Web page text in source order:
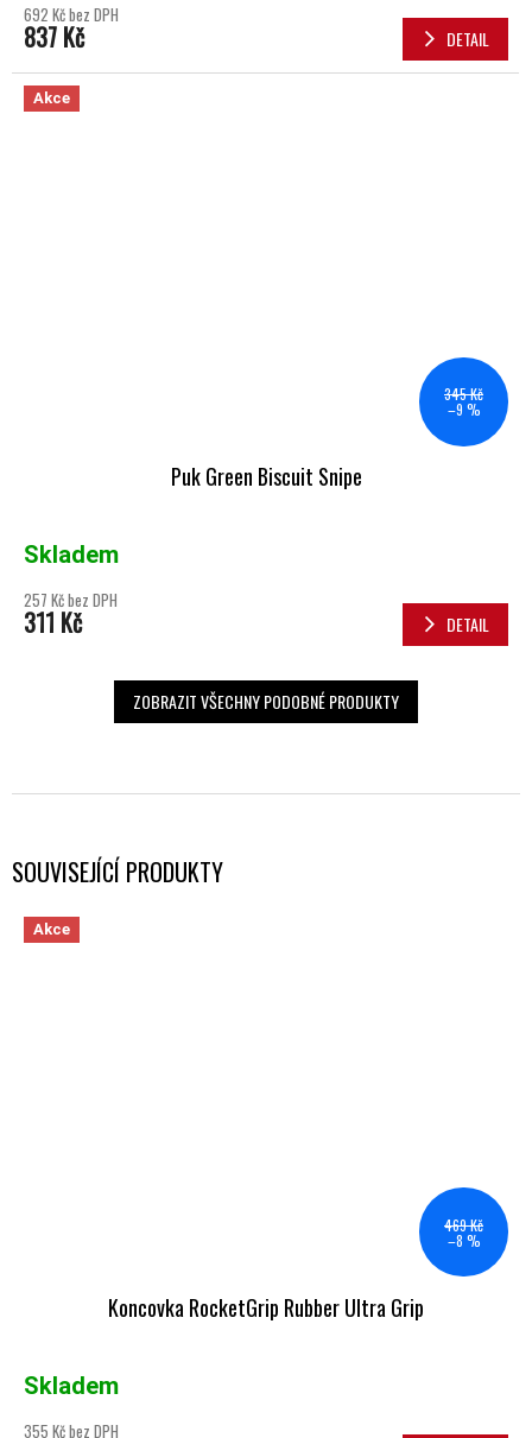
SOUVISEJÍCÍ PRODUKTY
Akce
469 Kč
–8 %
Koncovka RocketGrip Rubber Ultra Grip
Skladem
355 Kč bez DPH
692 Kč bez DPH
837 Kč DETAIL
Akce
345 Kč
–9 %
Puk Green Biscuit Snipe
Skladem
257 Kč bez DPH
311 Kč DETAIL
ZOBRAZIT VŠECHNY PODOBNÉ PRODUKTY